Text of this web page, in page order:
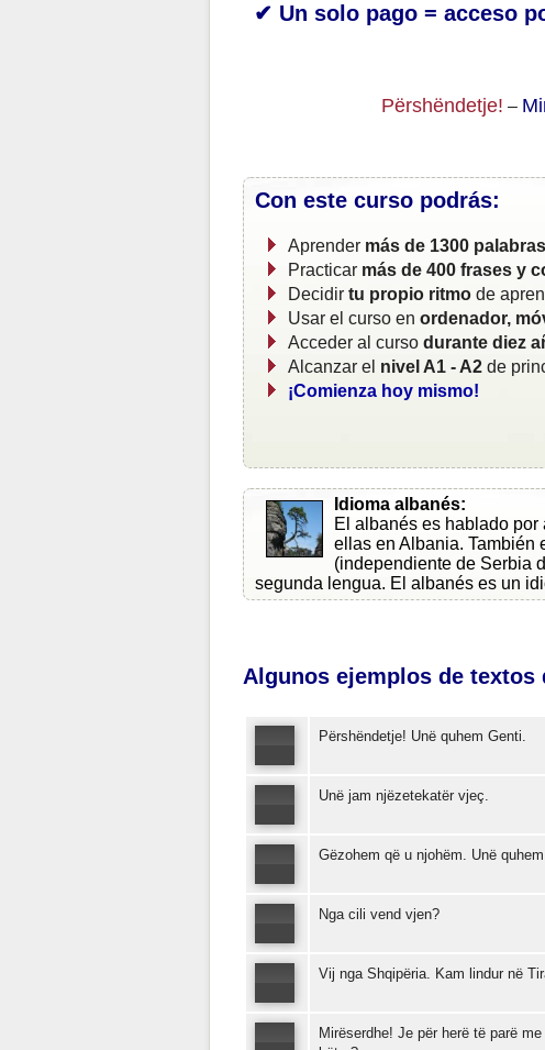
✔ Un solo pago = acceso
Përshëndetje! –
Con este curso podrás:
Aprender más de 1300
Practicar más de 400 frases y
Decidir tu propio ritmode
Usar el curso en ordenador,
Acceder al curso durante diez
Alcanzar el nivel A1 - A2de
¡Comienza hoy mismo!
Idioma albanés:
El albanés es hablado
ellas en Albania. También
(independiente de Serbia
segunda lengua. El albanés es un
Algunos ejemplos de textos
Përshëndetje! Unë quhem Genti.
Unë jam njëzetekatër vjeç.
Gëzohem që u njohëm. Unë
Nga cili vend vjen?
Vij nga Shqipëria. Kam lindur në
Mirëserdhe! Je për herë të parë